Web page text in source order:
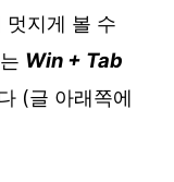
멋지게 볼 수
Win + Tab
(글 아래쪽에